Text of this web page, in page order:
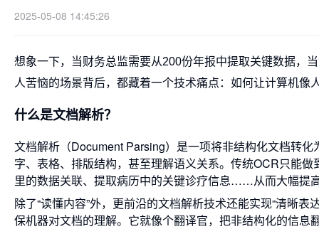
2025-05-08 14:45:26
想象一下，当财务总监需要从200份年报中提取关键数据
人苦恼的场景背后，都藏着一个技术痛点：如何让计算机
什么是文档解析？
文档解析（Document Parsing）是一项将非结构化文档转
字、表格、排版结构，甚至理解语义关系。传统OCR只能
里的数据关联、提取病历中的关键诊疗信息……从而大幅提
除了“读懂内容”外，更前沿的文档解析技术还能实现“清晰
保机器对文档的理解。它就像个翻译官，把非结构化的信